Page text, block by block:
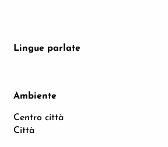
Lingue parlate
Lingue parlate
Ambiente
Ambiente
Centro città
Città